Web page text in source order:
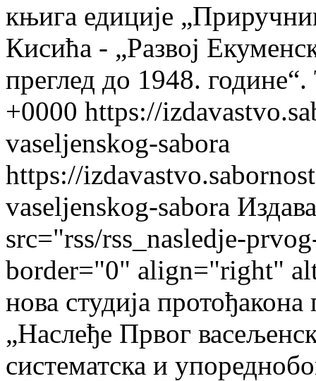
књига едиције
Кисића - „Развој
преглед до 1948. године“.
+0000 https://
vaseljenskog-sabora
https://
vaseljenskog-sabora
src="rss/rss_nasledje-
border="0" align="right"
нова студија
„Наслеђе Првог
систематска и